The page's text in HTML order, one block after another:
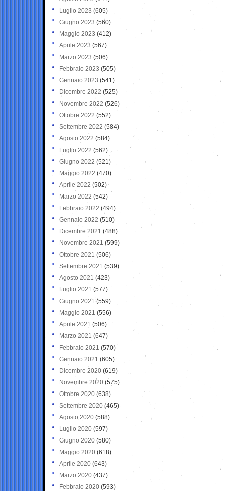
Luglio 2023 (605)
Giugno 2023 (560)
Maggio 2023 (412)
Aprile 2023 (567)
Marzo 2023 (506)
Febbraio 2023 (505)
Gennaio 2023 (541)
Dicembre 2022 (525)
Novembre 2022 (526)
Ottobre 2022 (552)
Settembre 2022 (584)
Agosto 2022 (584)
Luglio 2022 (562)
Giugno 2022 (521)
Maggio 2022 (470)
Aprile 2022 (502)
Marzo 2022 (542)
Febbraio 2022 (494)
Gennaio 2022 (510)
Dicembre 2021 (488)
Novembre 2021 (599)
Ottobre 2021 (506)
Settembre 2021 (539)
Agosto 2021 (423)
Luglio 2021 (577)
Giugno 2021(559)
Maggio 2021 (556)
Aprile 2021 (506)
Marzo 2021 (647)
Febbraio 2021 (570)
Gennaio 2021 (605)
Dicembre 2020 (619)
Novembre 2020 (575)
Ottobre 2020 (638)
Settembre 2020(465)
Agosto 2020 (588)
Luglio 2020 (597)
Giugno 2020 (580)
Maggio 2020 (618)
Aprile 2020 (643)
Marzo 2020 (437)
Febbraio 2020 (593)